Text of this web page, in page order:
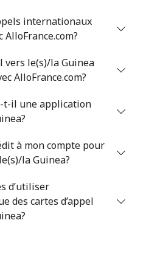
internationaux
vers le(s)/la Guinea
AlloFrance.com?
t-il une application
à mon compte pour
la Guinea?
d’utiliser
des cartes d’appel